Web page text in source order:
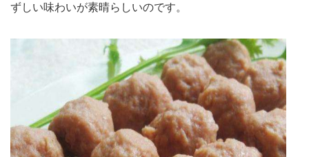
ずしい味わいが素晴らしいのです。